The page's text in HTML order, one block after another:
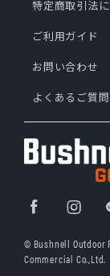
© Bushnell Outdoor
Commercial Co.,Ltd.
特定商取引法
ご利用ガイド
お問い合わせ
よくあるご質問